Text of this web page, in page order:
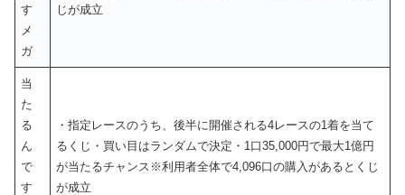
す
メ
ガ
じが成立
当
た
る
ん
で
す
・指定レースのうち、後半に開催される4レースの1着を当て
るくじ・買い目はランダムで決定・1口35,000円で最大1億円
が当たるチャンス※利用者全体で4,096口の購入があるとくじ
が成立